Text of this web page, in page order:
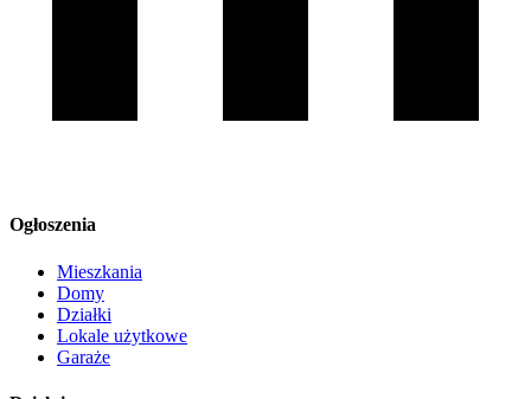
Ogłoszenia
Mieszkania
Domy
Działki
Lokale użytkowe
Garaże